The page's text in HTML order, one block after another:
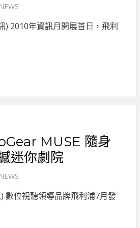
) 2010年資訊月開展首日，飛利
MUSE 隨身
迷你劇院
數位視聽領導品牌飛利浦7月發